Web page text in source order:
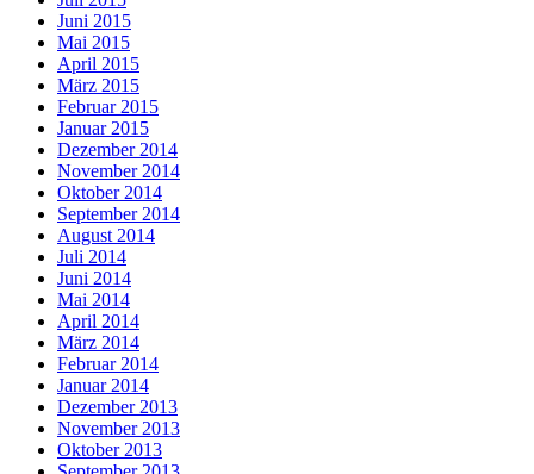
Juni 2015
Mai 2015
April 2015
März 2015
Februar 2015
Januar 2015
Dezember 2014
November 2014
Oktober 2014
September 2014
August 2014
Juli 2014
Juni 2014
Mai 2014
April 2014
März 2014
Februar 2014
Januar 2014
Dezember 2013
November 2013
Oktober 2013